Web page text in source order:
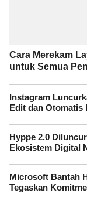
Cara Merekam
untuk Semua
Instagram
Edit dan Otomatis
Hyppe 2.0
Ekosistem Digital
Microsoft Bantah
Tegaskan